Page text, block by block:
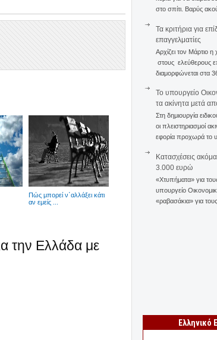
Πώς μπορεί ν΄αλλάξει κάτι
αν εμείς ...
την Ελλάδα με
στο σπίτι. Βαρύς
Τα κριτήρια για
επαγγελματίες
Αρχίζει τον Μάρτιο
στους ελεύθερους
διαμορφώνεται στα
To υπουργείο
τα ακίνητα μετά
Στη δημιουργία
οι πλειστηριασμοί
εφορία προχωρά το
Κατασχέσεις
3.000 ευρώ
«Χτυπήματα» για
υπουργείο
«ραβασάκια» για τους